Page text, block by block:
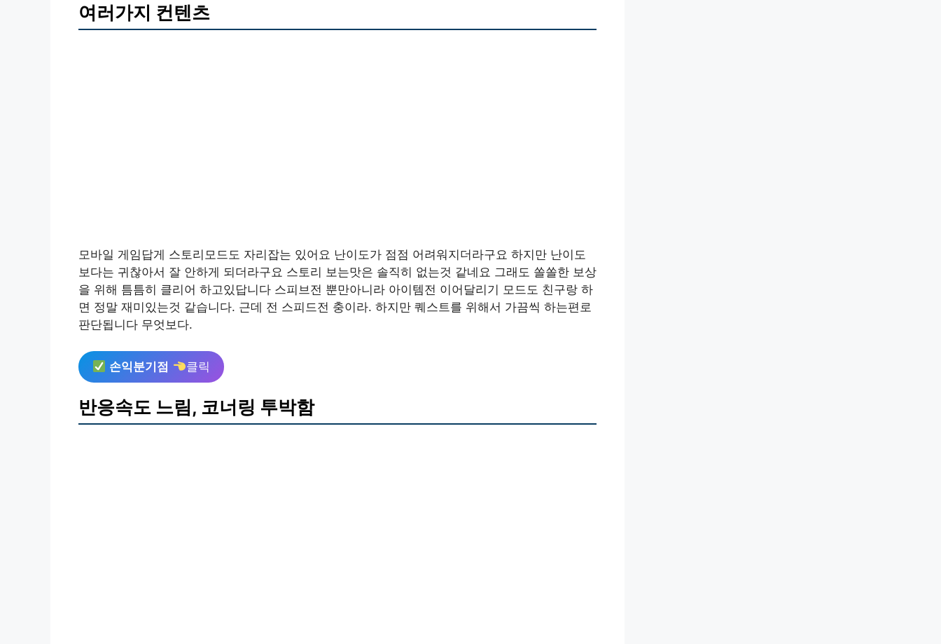
여러가지 컨텐츠
모바일 게임답게 스토리모드도 자리잡는 있어요 난이도가 점점 어려워지더라구요 하지만 난이도
보다는 귀찮아서 잘 안하게 되더라구요 스토리 보는맛은 솔직히 없는것 같네요 그래도 쏠쏠한 보상
을 위해 틈틈히 클리어 하고있답니다 스피브전 뿐만아니라 아이템전 이어달리기 모드도 친구랑 하
면 정말 재미있는것 같습니다. 근데 전 스피드전 충이라. 하지만 퀘스트를 위해서 가끔씩 하는편로
판단됩니다 무엇보다.
손익분기점 클릭
반응속도 느림, 코너링 투박함